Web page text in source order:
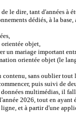
de le dire, tant d'années à
dédiés, à la
objet,
un mariage important
orientée objet (le
sans oublier tout
puis suivi de
données multimédias, il
2026, tout en
et à partir d'une